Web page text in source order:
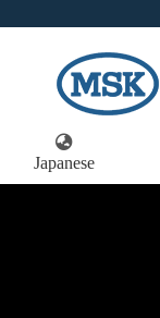
Japanese